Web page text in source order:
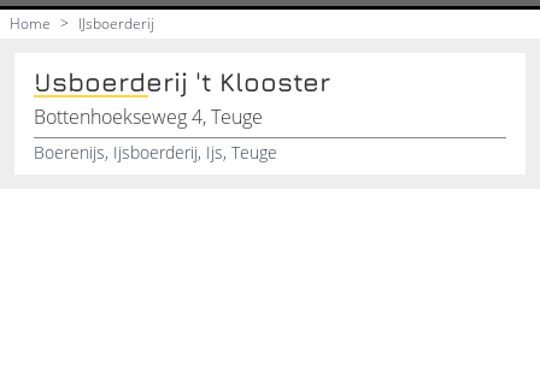
Home > IJsboerderij
IJsboerderij 't Klooster
Bottenhoekseweg 4, Teuge
Boerenijs, Ijsboerderij, Ijs, Teuge